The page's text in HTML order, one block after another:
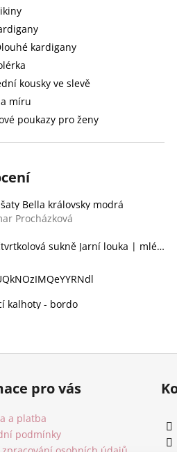
kardigany
kousky ve slevě
míru
poukazy pro ženy
Bella královsky modrá
produktu je 5 z 5 hvězdiček.
Procházková
Dámská čtvrtkolová sukně Jarní louka | mléčné hedvábí
produktu je 2 z 5 hvězdiček.
kalhoty - bordo
produktu je 5 z 5 hvězdiček.
pro vás
a platba
podmínky